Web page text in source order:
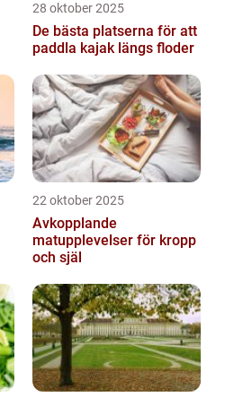
28 oktober 2025
De bästa platserna för att
paddla kajak längs floder
22 oktober 2025
Avkopplande
matupplevelser för kropp
och själ